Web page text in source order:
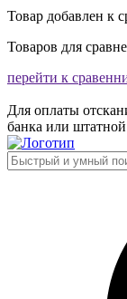
Товар добавлен к
Товаров для
перейти к
Для оплаты
банка или